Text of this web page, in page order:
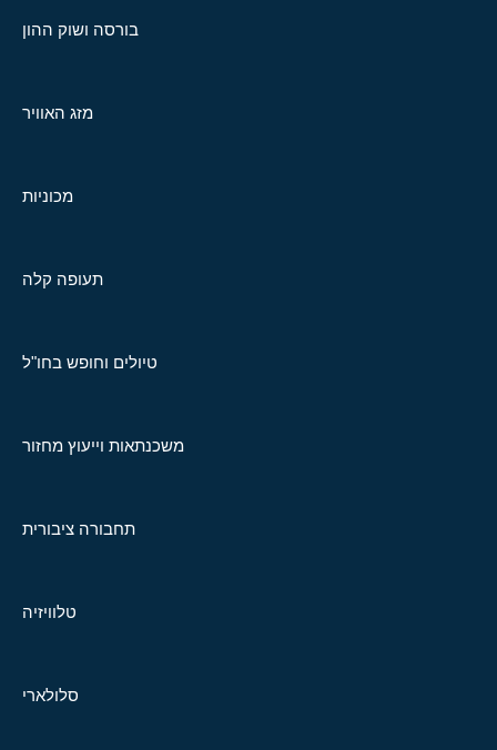
בורסה ושוק ההון
מזג האוויר
מכוניות
תעופה קלה
טיולים וחופש בחו"ל
משכנתאות וייעוץ מחזור
תחבורה ציבורית
טלוויזיה
סלולארי